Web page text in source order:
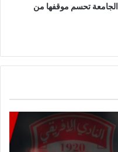
تحسم موقفها من